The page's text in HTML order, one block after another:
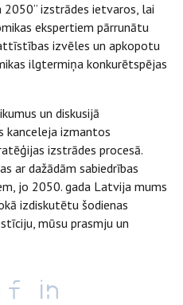
izstrādes ietvaros, lai
ekspertiem pārrunātu
izvēles un apkopotu
ilgtermiņa konkurētspējas
un diskusijā
kanceleja izmantos
izstrādes procesā.
ar dažādām sabiedrības
jo 2050. gada Latvija mums
izdiskutētu šodienas
mūsu prasmju un